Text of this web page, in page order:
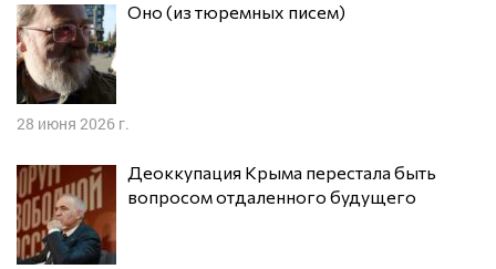
Оно (из тюремных писем)
28 июня 2026 г.
Деоккупация Крыма перестала быть
вопросом отдаленного будущего